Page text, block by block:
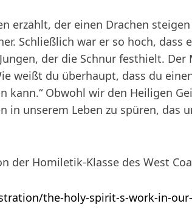
erzählt, der einen Drachen
Schließlich war er so hoch, dass
der die Schnur festhielt. Der
weißt du überhaupt, dass du
kann.“ Obwohl wir den Heiligen
in unserem Leben zu spüren, das
der Homiletik-Klasse des West
the-holy-spirit-s-work-in-